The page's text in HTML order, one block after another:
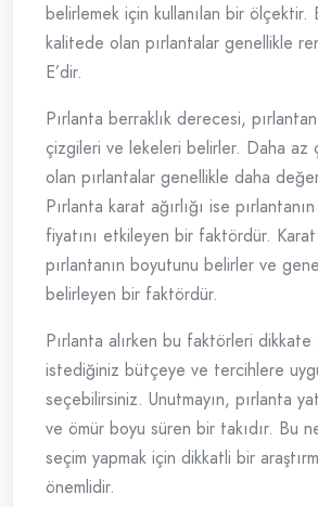
belirlemek için kullanılan bir ölçektir.
kalitede olan pırlantalar genellikle
E’dir.
Pırlanta berraklık derecesi,
çizgileri ve lekeleri belirler. Daha az
olan pırlantalar genellikle daha
Pırlanta karat ağırlığı ise
fiyatını etkileyen bir faktördür. Karat
pırlantanın boyutunu belirler ve
belirleyen bir faktördür.
Pırlanta alırken bu faktörleri dikkate
istediğiniz bütçeye ve tercihlere
seçebilirsiniz. Unutmayın, pırlanta
ve ömür boyu süren bir takıdır. Bu
seçim yapmak için dikkatli bir
önemlidir.